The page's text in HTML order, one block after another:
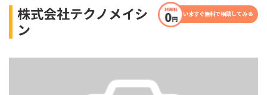
株式会社テクノメイシ
ン
いますぐ無料で相談してみる